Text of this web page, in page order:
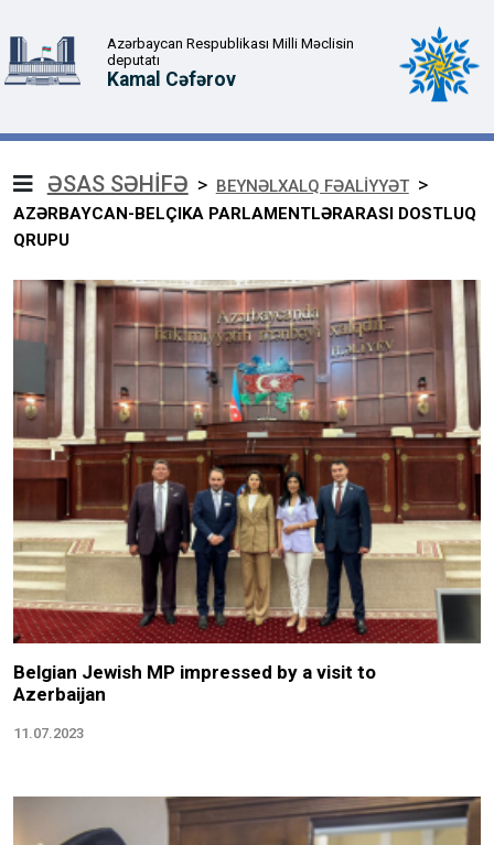
Azərbaycan Respublikası Milli Məclisin
deputatı
Kamal Cəfərov
ƏSAS SƏHİFƏ > BEYNƏLXALQ FƏALİYYƏT >
AZƏRBAYCAN-BELÇIKA PARLAMENTLƏRARASI DOSTLUQ
QRUPU
Belgian Jewish MP impressed by a visit to
Azerbaijan
11.07.2023